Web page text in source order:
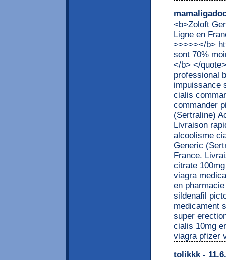
<b>Zoloft
Ligne en
>>>>></b>
sont 70%
</b> </
professional
impuissance
cialis
commander
(Sertraline)
Livraison
alcoolisme
Generic
France.
citrate
viagra
en
sildenafil
medicament
super
cialis 10mg
viagra pfizer
tolikkk -